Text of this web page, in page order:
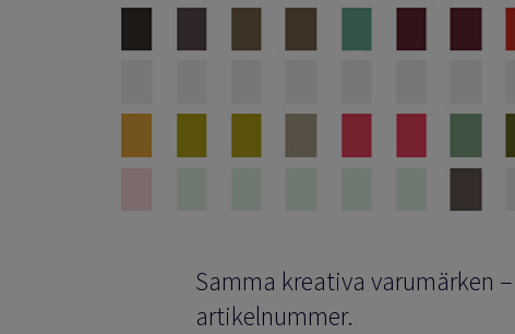
Samma kreativa varumärken
artikelnummer.